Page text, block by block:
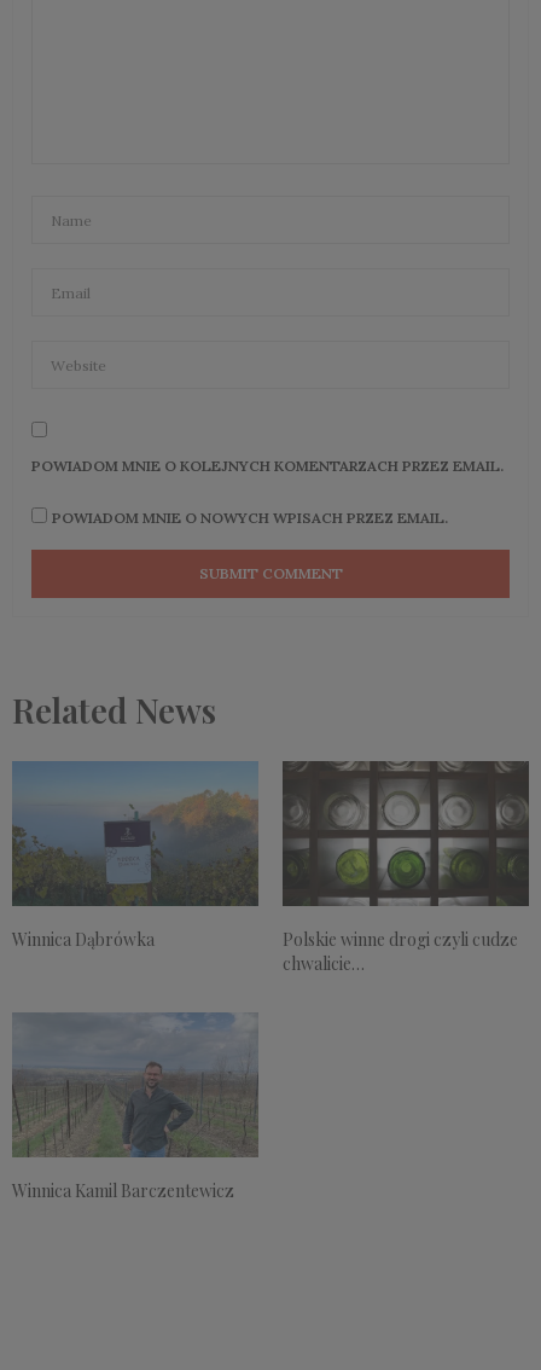
POWIADOM MNIE O KOLEJNYCH KOMENTARZACH PRZEZ EMAIL.
POWIADOM MNIE O NOWYCH WPISACH PRZEZ EMAIL.
Related News
Winnica Dąbrówka
Polskie winne drogi czyli cudze
chwalicie…
Winnica Kamil Barczentewicz